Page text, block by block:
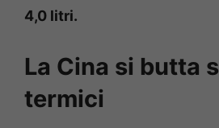
4,0 litri.
La Cina si butta
termici